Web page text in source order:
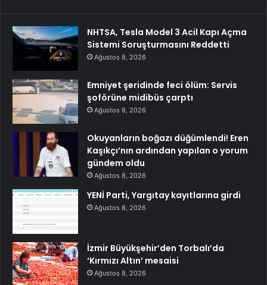
NHTSA, Tesla Model 3 Acil Kapı Açma
Sistemi Soruşturmasını Reddetti
Ağustos 8, 2026
Emniyet şeridinde feci ölüm: Servis
şoförüne midibüs çarptı
Ağustos 8, 2026
Okuyanların boğazı düğümlendi! Eren
Kaşıkçı’nın ardından yapılan o yorum
gündem oldu
Ağustos 8, 2026
YENİ Parti, Yargıtay kayıtlarına girdi
Ağustos 8, 2026
İzmir Büyükşehir’den Torbalı’da
‘Kırmızı Altın’ mesaisi
Ağustos 8, 2026